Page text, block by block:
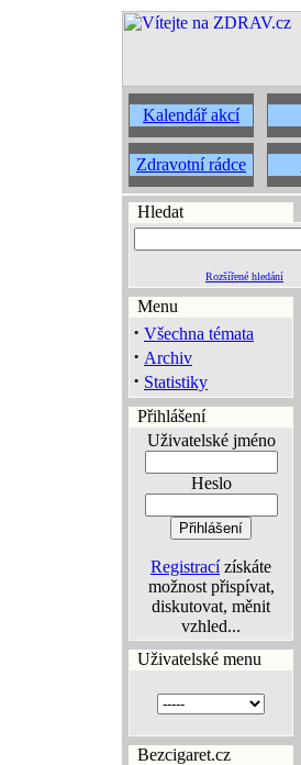
Kalendář akcí
Zdravotní rádce
Hledat
Rozšířené hledání
Menu
· Všechna témata
· Archiv
· Statistiky
Přihlášení
Uživatelské jméno
Heslo
Registracízískáte
možnost přispívat,
diskutovat, měnit
vzhled...
Uživatelské menu
Bezcigaret.cz